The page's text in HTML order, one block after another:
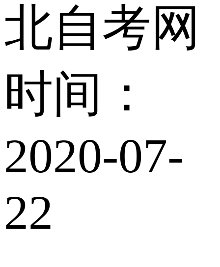
北自考网
时间：
2020-07-
22